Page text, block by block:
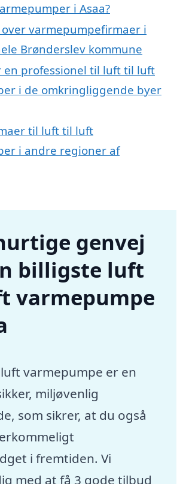
i Asaa?
varmepumpefirmaer i
Brønderslev kommune
en professionel til luft til luft
i de omkringliggende byer
til luft til luft
i andre regioner af
genvej
billigste luft
varmepumpe
varmepumpe er en
miljøvenlig
som sikrer, at du også
i fremtiden. Vi
med at få 3 gode tilbud